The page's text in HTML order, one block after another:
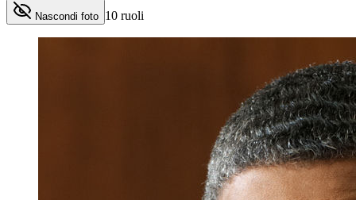
Nascondi foto 10 ruoli